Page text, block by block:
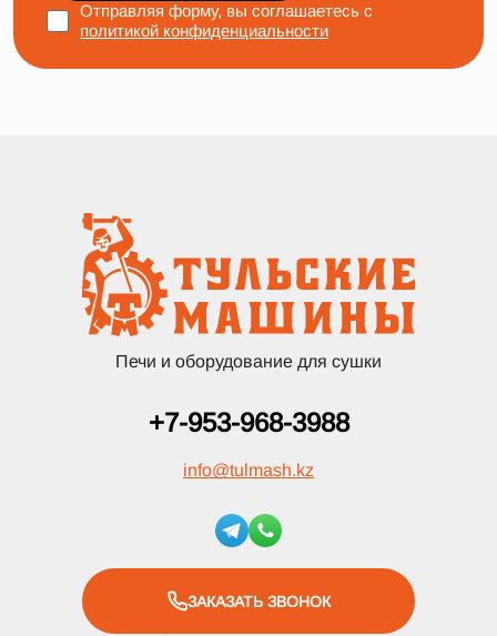
Отправляя форму, вы соглашаетесь с
политикой конфиденциальности
Печи и оборудование для сушки
+7-953-968-3988
info@tulmash.kz
ЗАКАЗАТЬ ЗВОНОК